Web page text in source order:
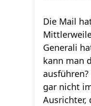
Die Mail
Generali
kann man
gar nicht
Ausrichter,